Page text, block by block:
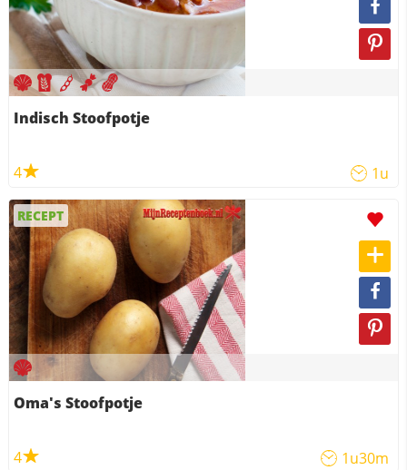
Indisch Stoofpotje
4 1u
RECEPT
Oma's Stoofpotje
4 1u30m